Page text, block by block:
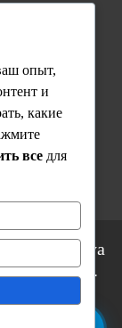
Onkologiya
Markazi.
опыт,
и
какие
все для